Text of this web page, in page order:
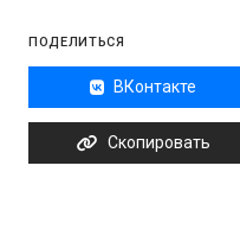
ПОДЕЛИТЬСЯ
ВКонтакте
Скопировать